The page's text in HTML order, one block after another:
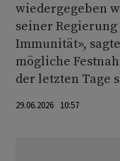
wiedergegeben
seiner
Immunität»,
mögliche
der letzten Tage
29.06.2026 10:57